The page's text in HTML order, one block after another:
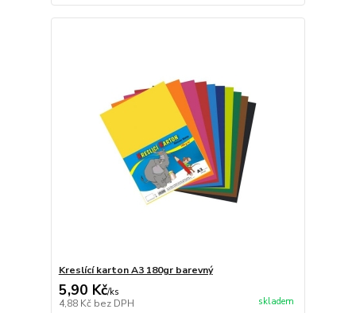
Kreslící karton A3 180gr barevný
5,90 Kč/ks
4,88 Kč bez DPH skladem